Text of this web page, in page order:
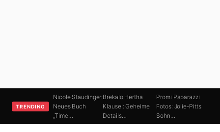
TRENDING
Nicole Staudinger:
Neues Buch
„Time…
Brekalo Hertha
Klausel: Geheime
Details…
Promi Paparazzi
Fotos: Jolie-Pitts
Sohn…